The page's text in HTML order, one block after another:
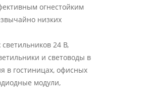
огнестойким
низких
24 В,
и световоды в
в гостиницах, офисных
модули,